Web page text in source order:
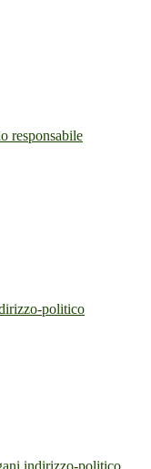
responsabile
politico